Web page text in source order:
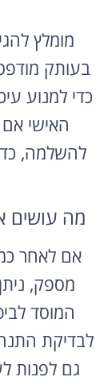
מומלץ
בעותק
כדי למנוע
האישי
להשלמה,
מה עושים
אם לאחר
מספק,
המוסד
לבדיקת
גם לפנות